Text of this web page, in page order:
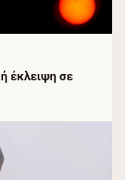
έκλειψη σε